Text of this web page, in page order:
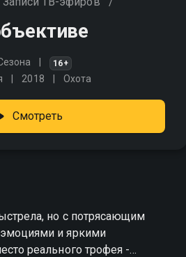
16+
2018 Охота
Смотреть
но с потрясающим
и яркими
реального трофея -